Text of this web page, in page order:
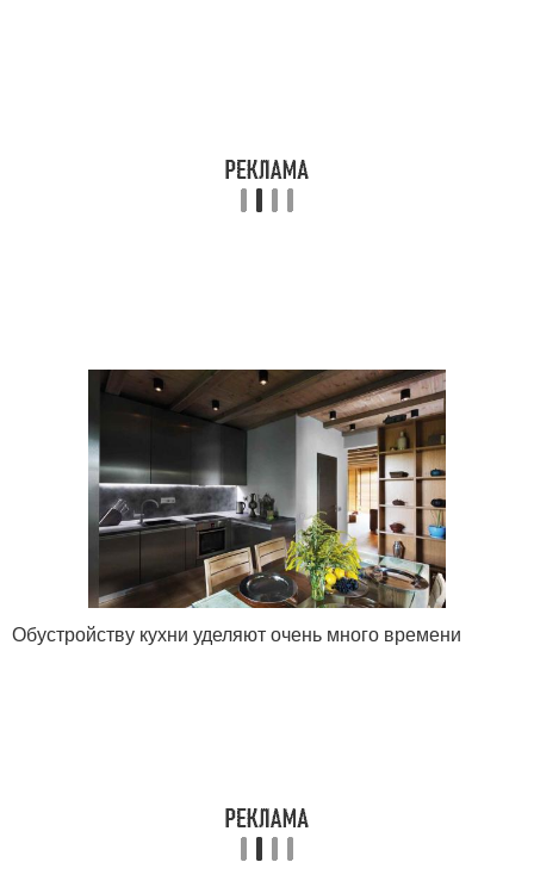
Обустройству кухни уделяют очень много времени